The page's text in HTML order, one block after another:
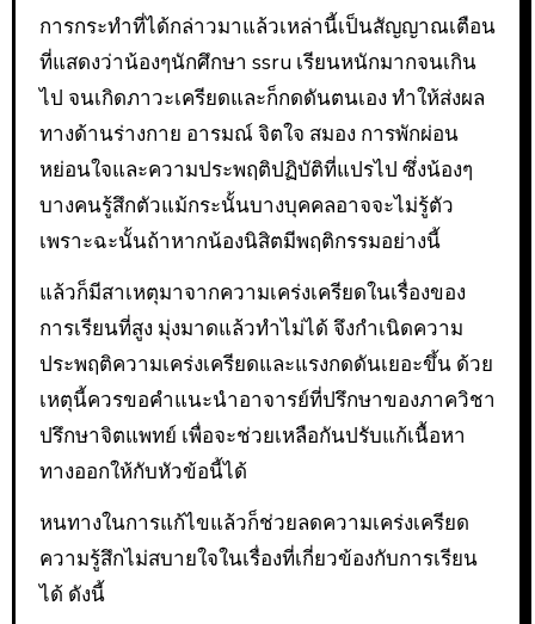
การกระทำที่ได้กล่าวมาแล้วเหล่านี้เป็นสัญญาณเตือน
ที่แสดงว่าน้องๆนักศึกษา ssru เรียนหนักมากจนเกิน
ไป จนเกิดภาวะเครียดและก็กดดันตนเอง ทำให้ส่งผล
ทางด้านร่างกาย อารมณ์ จิตใจ สมอง การพักผ่อน
หย่อนใจและความประพฤติปฏิบัติที่แปรไป ซึ่งน้องๆ
บางคนรู้สึกตัวแม้กระนั้นบางบุคคลอาจจะไม่รู้ตัว
เพราะฉะนั้นถ้าหากน้องนิสิตมีพฤติกรรมอย่างนี้
แล้วก็มีสาเหตุมาจากความเคร่งเครียดในเรื่องของ
การเรียนที่สูง มุ่งมาดแล้วทำไม่ได้ จึงกำเนิดความ
ประพฤติความเคร่งเครียดและแรงกดดันเยอะขึ้น ด้วย
เหตุนี้ควรขอคำแนะนำอาจารย์ที่ปรึกษาของภาควิชา
ปรึกษาจิตแพทย์ เพื่อจะช่วยเหลือกันปรับแก้เนื้อหา
ทางออกให้กับหัวข้อนี้ได้
หนทางในการแก้ไขแล้วก็ช่วยลดความเคร่งเครียด
ความรู้สึกไม่สบายใจในเรื่องที่เกี่ยวข้องกับการเรียน
ได้ ดังนี้